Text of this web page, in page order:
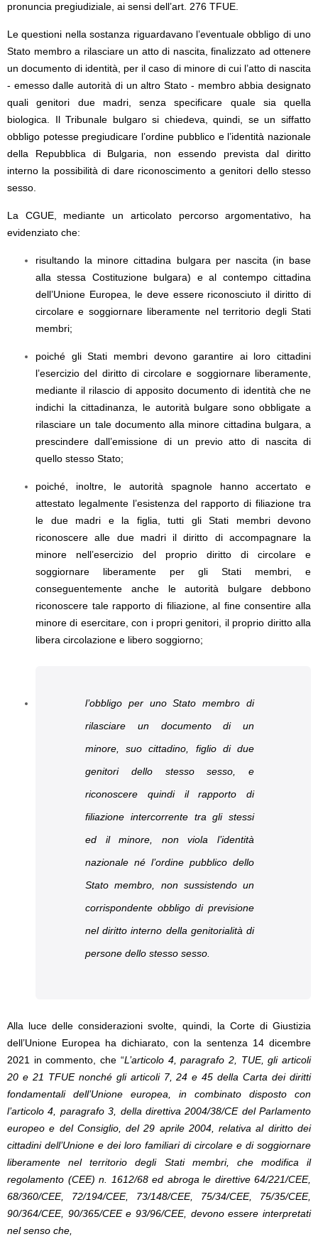
pronuncia pregiudiziale, ai sensi dell’art. 276 TFUE.
Le questioni nella sostanza riguardavano l’eventuale obbligo di uno
Stato membro a rilasciare un atto di nascita, finalizzato ad ottenere
un documento di identità, per il caso di minore di cui l’atto di nascita
- emesso dalle autorità di un altro Stato - membro abbia designato
quali genitori due madri, senza specificare quale sia quella
biologica. Il Tribunale bulgaro si chiedeva, quindi, se un siffatto
obbligo potesse pregiudicare l’ordine pubblico e l’identità nazionale
della Repubblica di Bulgaria, non essendo prevista dal diritto
interno la possibilità di dare riconoscimento a genitori dello stesso
sesso.
La CGUE, mediante un articolato percorso argomentativo, ha
evidenziato che:
risultando la minore cittadina bulgara per nascita (in base
alla stessa Costituzione bulgara) e al contempo cittadina
dell’Unione Europea, le deve essere riconosciuto il diritto di
circolare e soggiornare liberamente nel territorio degli Stati
membri;
poiché gli Stati membri devono garantire ai loro cittadini
l’esercizio del diritto di circolare e soggiornare liberamente,
mediante il rilascio di apposito documento di identità che ne
indichi la cittadinanza, le autorità bulgare sono obbligate a
rilasciare un tale documento alla minore cittadina bulgara, a
prescindere dall’emissione di un previo atto di nascita di
quello stesso Stato;
poiché, inoltre, le autorità spagnole hanno accertato e
attestato legalmente l’esistenza del rapporto di filiazione tra
le due madri e la figlia, tutti gli Stati membri devono
riconoscere alle due madri il diritto di accompagnare la
minore nell’esercizio del proprio diritto di circolare e
soggiornare liberamente per gli Stati membri, e
conseguentemente anche le autorità bulgare debbono
riconoscere tale rapporto di filiazione, al fine consentire alla
minore di esercitare, con i propri genitori, il proprio diritto alla
libera circolazione e libero soggiorno;
l’obbligo per uno Stato membro di
rilasciare un documento di un
minore, suo cittadino, figlio di due
genitori dello stesso sesso, e
riconoscere quindi il rapporto di
filiazione intercorrente tra gli stessi
ed il minore, non viola l’identità
nazionale né l’ordine pubblico dello
Stato membro, non sussistendo un
corrispondente obbligo di previsione
nel diritto interno della genitorialità di
persone dello stesso sesso.
Alla luce delle considerazioni svolte, quindi, la Corte di Giustizia
dell’Unione Europea ha dichiarato, con la sentenza 14 dicembre
2021 in commento, che “L’articolo 4, paragrafo 2, TUE, gli articoli
20 e 21 TFUE nonché gli articoli 7, 24 e 45 della Carta dei diritti
fondamentali dell’Unione europea, in combinato disposto con
l’articolo 4, paragrafo 3, della direttiva 2004/38/CE del Parlamento
europeo e del Consiglio, del 29 aprile 2004, relativa al diritto dei
cittadini dell’Unione e dei loro familiari di circolare e di soggiornare
liberamente nel territorio degli Stati membri, che modifica il
regolamento (CEE) n. 1612/68 ed abroga le direttive 64/221/CEE,
68/360/CEE, 72/194/CEE, 73/148/CEE, 75/34/CEE, 75/35/CEE,
90/364/CEE, 90/365/CEE e 93/96/CEE, devono essere interpretati
nel senso che,